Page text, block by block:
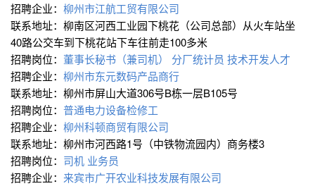
招聘企业： 柳州市江航工贸有限公司
联系地址：柳南区河西工业园下桃花（公司总部）从火车站坐
40路公交车到下桃花站下车往前走100多米
招聘岗位： 董事长秘书（兼司机） 分厂统计员 技术开发人才
招聘企业： 柳州市东元数码产品商行
联系地址：柳州市屏山大道306号B栋一层B105号
招聘岗位： 普通电力设备检修工
招聘企业： 柳州科顿商贸有限公司
联系地址：柳州市河西路1号（中铁物流园内）商务楼3
招聘岗位： 司机 业务员
招聘企业： 来宾市广开农业科技发展有限公司